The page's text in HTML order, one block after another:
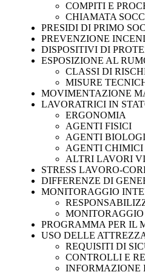
COMPITI E
CHIAMATA
PRESIDI DI PRIMO
PREVENZIONE
DISPOSITIVI DI
ESPOSIZIONE AL
CLASSI DI
MISURE
MOVIMENTAZIONE
LAVORATRICI IN
ERGONOMIA
AGENTI FISICI
AGENTI
AGENTI CHIMICI
ALTRI LAVORI
STRESS LAVORO-
DIFFERENZE DI
MONITORAGGIO
MONITORAGGIO
PROGRAMMA PER IL
USO DELLE
REQUISITI DI
CONTROLLI E
INFORMAZIONE